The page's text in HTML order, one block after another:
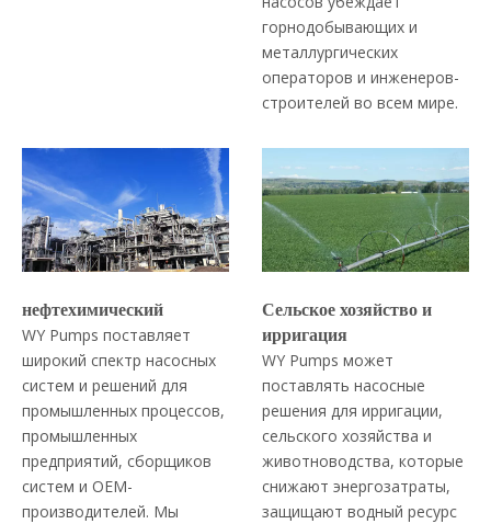
горнодобывающих и
металлургических
операторов и инженеров-
строителей во всем мире.
нефтехимический
WY Pumps поставляет
широкий спектр насосных
систем и решений для
промышленных процессов,
промышленных
предприятий, сборщиков
систем и OEM-
производителей. Мы
Сельское хозяйство и
ирригация
WY Pumps может
поставлять насосные
решения для ирригации,
сельского хозяйства и
животноводства, которые
снижают энергозатраты,
защищают водный ресурс